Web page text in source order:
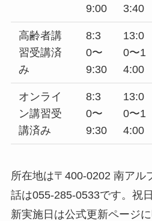
9:00 3:40
高齢者講
習受講済
み
8:3
0〜
9:30
13:0
0〜1
4:00
オンライ
ン講習受
講済み
8:3
0〜
9:30
13:0
0〜1
4:00
所在地は〒400-0202 南アル
話は055-285-0533です。祝
新実施日は公式更新ページ